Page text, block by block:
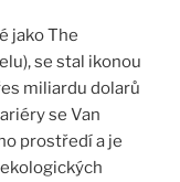
jako The
se stal ikonou
miliardu dolarů
se Van
prostředí a je